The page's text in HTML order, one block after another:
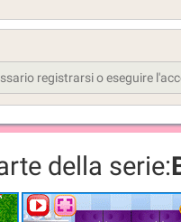
della serie: